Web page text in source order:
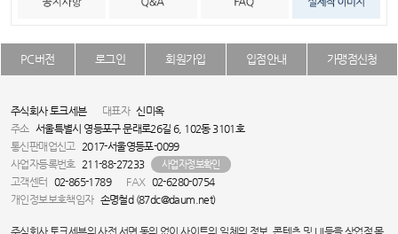
PC버전 로그인 회원가입 입점안내 가맹점신청
주식회사 토크세븐 대표자 신미옥
주소 서울특별시 영등포구 문래로26길 6, 102동 3101호
통신판매업신고 2017-서울영등포-0099
사업자등록번호 211-88-27233 사업자정보확인
고객센터 02-865-1789 FAX 02-6280-0754
개인정보보호책임자 손명철d (87dc@daum.net)
주식회사 토크세븐의 사전 서면 동의 없이 사이트의 일체의 정보, 콘텐츠 및 UI등을 상업적 목